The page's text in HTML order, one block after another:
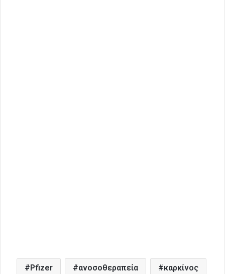
Pfizer ανοσοθεραπεία καρκίνος